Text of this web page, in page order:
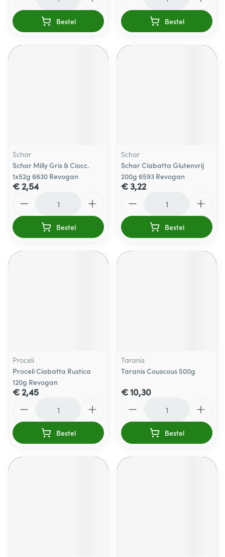
Bestel Bestel
Schar
Schar Milly Gris & Ciocc.
1x52g 6630 Revogan
€ 2,54
Bestel
Schar
Schar Ciabatta Glutenvrij
200g 6593 Revogan
€ 3,22
Bestel
Proceli
Proceli Ciabatta Rustica
120g Revogan
€ 2,45
Bestel
Taranis
Taranis Couscous 500g
€ 10,30
Bestel